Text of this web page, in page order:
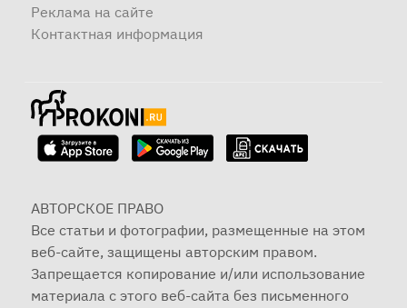
Реклама на сайте
Контактная информация
АВТОРСКОЕ ПРАВО
Все статьи и фотографии, размещенные на этом
веб-сайте, защищены авторским правом.
Запрещается копирование и/или использование
материала с этого веб-сайта без письменного